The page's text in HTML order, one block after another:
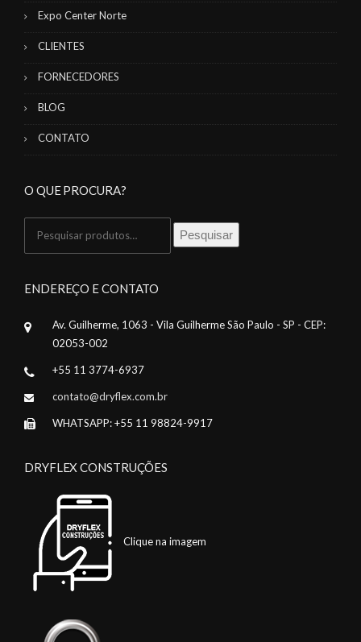
Expo Center Norte
CLIENTES
FORNECEDORES
BLOG
CONTATO
O QUE PROCURA?
Pesquisar
ENDEREÇO E CONTATO
Av. Guilherme, 1063 - Vila Guilherme São Paulo - SP - CEP:
02053-002
+55 11 3774-6937
contato@dryflex.com.br
WHATSAPP: +55 11 98824-9917
DRYFLEX CONSTRUÇÕES
Clique na imagem